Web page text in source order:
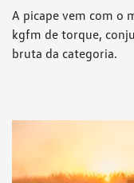
A picape vem com o
kgfm de torque,
bruta da categoria.